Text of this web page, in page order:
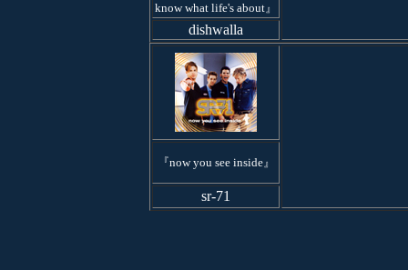
know what life's about』
dishwalla
『now you see inside』
sr-71